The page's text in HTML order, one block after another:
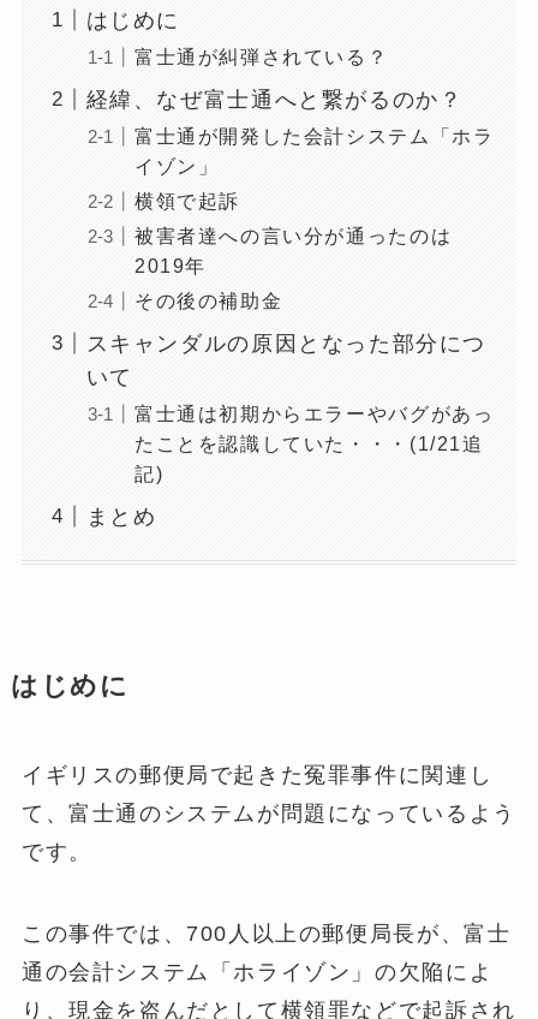
はじめに
富士通が糾弾されている？
経緯、なぜ富士通へと繋がるのか？
富士通が開発した会計システム「ホラ
イゾン」
横領で起訴
被害者達への言い分が通ったのは
2019年
その後の補助金
スキャンダルの原因となった部分につ
いて
富士通は初期からエラーやバグがあっ
たことを認識していた・・・(1/21追
記)
まとめ
はじめに
イギリスの郵便局で起きた冤罪事件に関連し
て、富士通のシステムが問題になっているよう
です。
この事件では、700人以上の郵便局長が、富士
通の会計システム「ホライゾン」の欠陥によ
り、現金を盗んだとして横領罪などで起訴され